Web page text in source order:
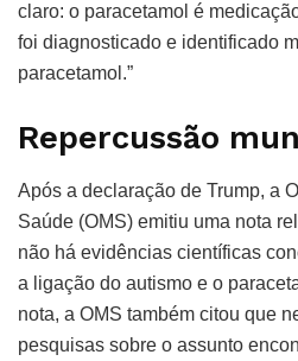
claro: o paracetamol é
foi diagnosticado e identificado
paracetamol.”
Repercussão
Após a declaração de Trump, a
Saúde (OMS) emitiu uma nota
não há evidências científicas
a ligação do autismo e o
nota, a OMS também citou que
pesquisas sobre o assunto